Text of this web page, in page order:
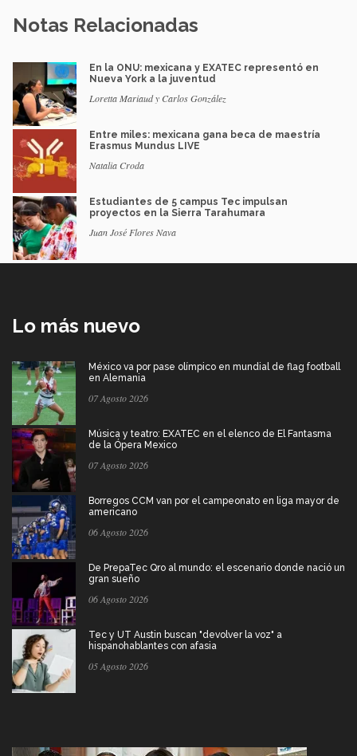
Notas Relacionadas
En la ONU: mexicana y EXATEC representó en
Nueva York a la juventud
Loretta Mariaud y Carlos González
Entre miles: mexicana gana beca de maestría
Erasmus Mundus LIVE
Natalia Croda
Estudiantes de 5 campus Tec impulsan
proyectos en la Sierra Tarahumara
Juan José Flores Nava
Lo más nuevo
México va por pase olímpico en mundial de flag football
en Alemania
07 Agosto 2026
Música y teatro: EXATEC en el elenco de El Fantasma
de la Ópera Mexico
07 Agosto 2026
Borregos CCM van por el campeonato en liga mayor de
americano
06 Agosto 2026
De PrepaTec Qro al mundo: el escenario donde nació un
gran sueño
06 Agosto 2026
Tec y UT Austin buscan "devolver la voz" a
hispanohablantes con afasia
05 Agosto 2026